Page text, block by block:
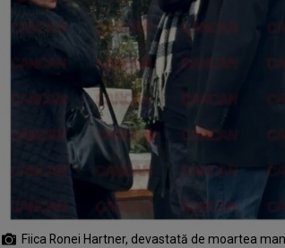
Fiica Ronei Hartner, devastată de moartea